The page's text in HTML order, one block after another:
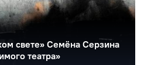
свете» Семёна Серзина
театра»